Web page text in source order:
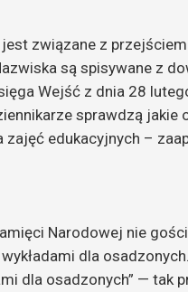
związane z
są spisywane z
Wejść z dnia 28
sprawdzą jakie
edukacyjnych –
Narodowej nie
dla
dla osadzonych” — tak